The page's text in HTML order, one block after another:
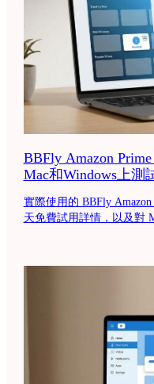
BBFly Amazon
Mac和Windows上測
實際使用的 BBFly
天免費試用詳情，以及對